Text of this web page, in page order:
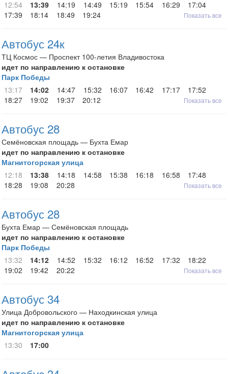
12:54
13:39 14:19 14:49 15:19 15:54 16:29
17:04
17:39
18:14 18:49 19:24 Показать все
Автобус 24к
ТЦ Космос — Проспект 100-летия Владивостока
идет по направлению к остановке
Парк Победы
13:17
14:02 14:47 15:32 16:07 16:42 17:17
17:52
18:27
19:02 19:37 20:12 Показать все
Автобус 28
Семёновская площадь — Бухта Емар
идет по направлению к остановке
Магнитогорская улица
12:18
13:38 14:18 14:58 15:38 16:18 16:58
17:48
18:28
19:08 20:28 Показать все
Автобус 28
Бухта Емар — Семёновская площадь
идет по направлению к остановке
Парк Победы
13:32
14:12 14:52 15:32 16:12 16:52 17:32
18:22
19:02
19:42 20:22 Показать все
Автобус 34
Улица Добровольского — Находкинская улица
идет по направлению к остановке
Магнитогорская улица
13:30
17:00